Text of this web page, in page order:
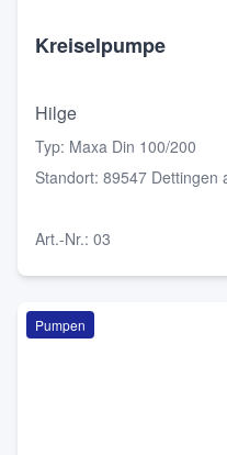
Kreiselpumpe
Hilge
Typ: Maxa Din 100/200
Standort: 89547 Dettingen
Art.-Nr.: 03
Pumpen